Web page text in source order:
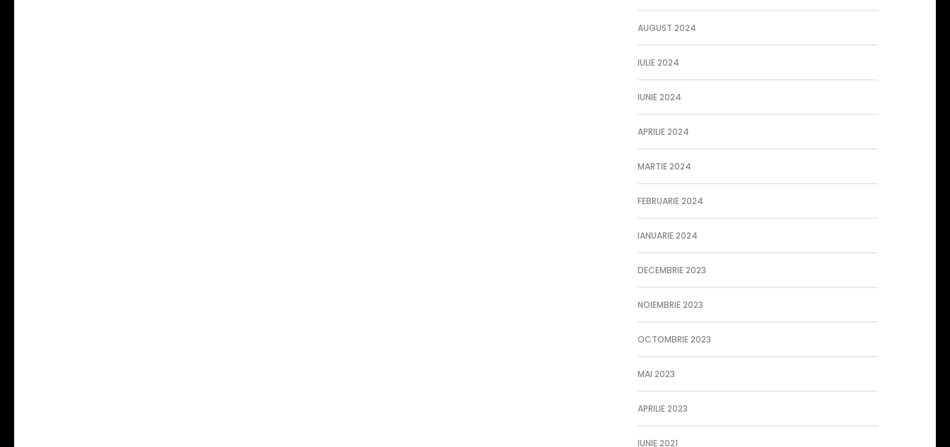
AUGUST 2024
IULIE 2024
IUNIE 2024
APRILIE 2024
MARTIE 2024
FEBRUARIE 2024
IANUARIE 2024
DECEMBRIE 2023
NOIEMBRIE 2023
OCTOMBRIE 2023
MAI 2023
APRILIE 2023
IUNIE 2021